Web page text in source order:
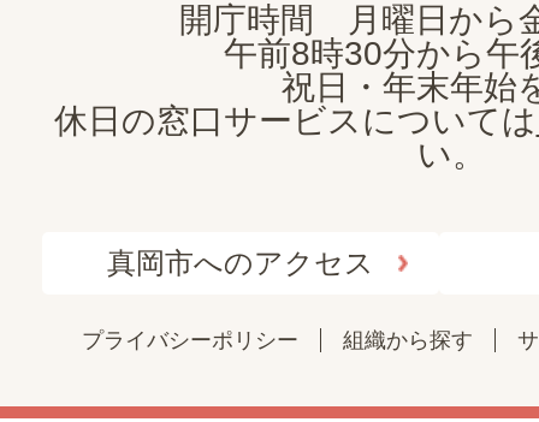
開庁時間 月曜日から
午前8時30分から午
祝日・年末年始
休日の窓口サービスについては
い。
真岡市へのアクセス
プライバシーポリシー 組織から探す